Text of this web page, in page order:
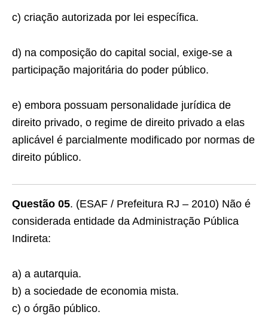
c) criação autorizada por lei específica.
d) na composição do capital social, exige-se a
participação majoritária do poder público.
e) embora possuam personalidade jurídica de
direito privado, o regime de direito privado a elas
aplicável é parcialmente modificado por normas de
direito público.
Questão 05. (ESAF / Prefeitura RJ – 2010) Não é
considerada entidade da Administração Pública
Indireta:
a) a autarquia.
b) a sociedade de economia mista.
c) o órgão público.